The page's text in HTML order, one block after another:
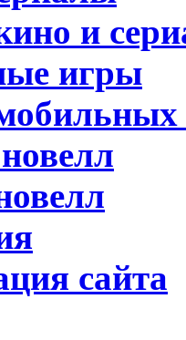
и
игры
сайта